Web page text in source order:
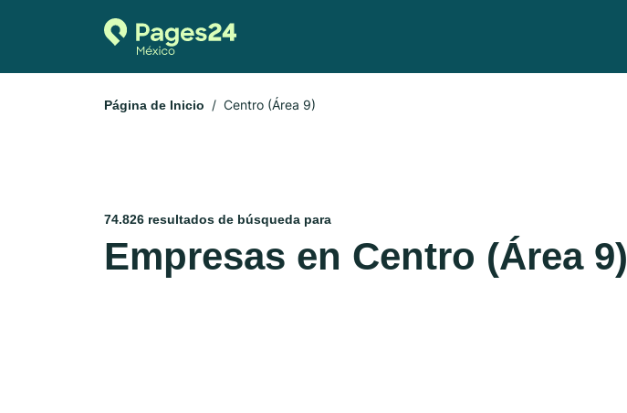
Página de Inicio Centro (Área 9)
74.826 resultados de búsqueda para
Empresas en Centro (Área 9)